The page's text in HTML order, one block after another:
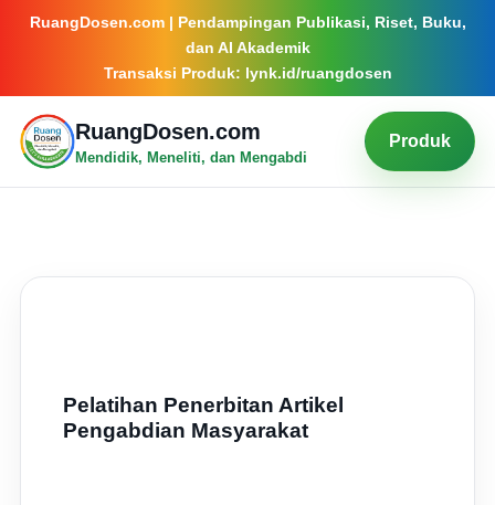
RuangDosen.com | Pendampingan Publikasi, Riset, Buku,
dan AI Akademik
Transaksi Produk: lynk.id/ruangdosen
RuangDosen.com
Mendidik, Meneliti, dan Mengabdi
Produk
Pelatihan Penerbitan Artikel
Pengabdian Masyarakat